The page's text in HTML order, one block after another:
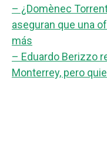
– ¿Domènec
aseguran que una
más
– Eduardo Berizzo
Monterrey, pero